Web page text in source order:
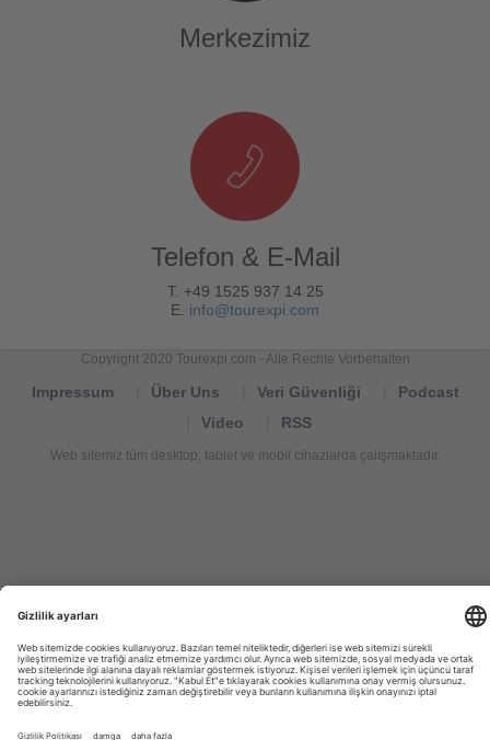
Merkezimiz
Telefon & E-Mail
T. +49 1525 937 14 25
E. info@tourexpi.com
Copyright 2020 Tourexpi.com - Alle Rechte Vorbehalten
Impressum Über Uns Veri Güvenliği
Podcast
Video
RSS
Web sitemiz tüm desktop, tablet ve mobil cihazlarda çalışmaktadır.
news,
noticias
turismo,
Tourismus
Nachrichten,